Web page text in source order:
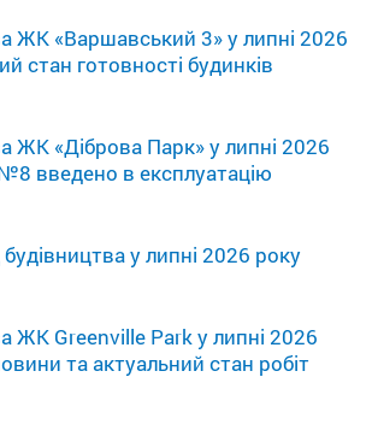
ЖК «Варшавський 3» у липні 2026
стан готовності будинків
ЖК «Діброва Парк» у липні 2026
введено в експлуатацію
у липні 2026 року
ЖК Greenville Park у липні 2026
та актуальний стан робіт